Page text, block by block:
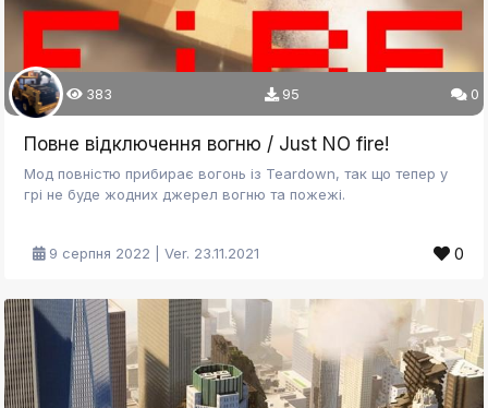
383 95 0
Повне відключення вогню / Just NO fire!
Мод повністю прибирає вогонь із Teardown, так що тепер у
грі не буде жодних джерел вогню та пожежі.
9 серпня 2022 | Ver. 23.11.2021 0